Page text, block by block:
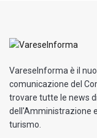
VareseInforma è il
comunicazione del
trovare tutte le news
dell'Amministrazione
turismo.